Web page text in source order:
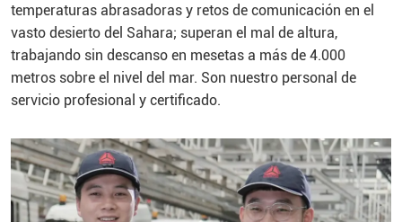
temperaturas abrasadoras y retos de comunicación en el
vasto desierto del Sahara; superan el mal de altura,
trabajando sin descanso en mesetas a más de 4.000
metros sobre el nivel del mar. Son nuestro personal de
servicio profesional y certificado.